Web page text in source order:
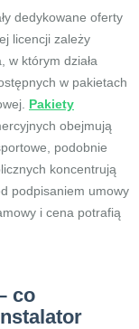
dedykowane oferty
licencji zależy
w którym działa
w pakietach
Pakiety
obejmują
podobnie
koncentrują
podpisaniem umowy
i cena potrafią
co